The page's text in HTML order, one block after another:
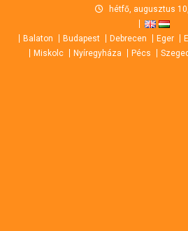
content
hétfő, augusztus
Balaton Budapest Debrecen Eger
Miskolc
Nyíregyháza Pécs Szeged